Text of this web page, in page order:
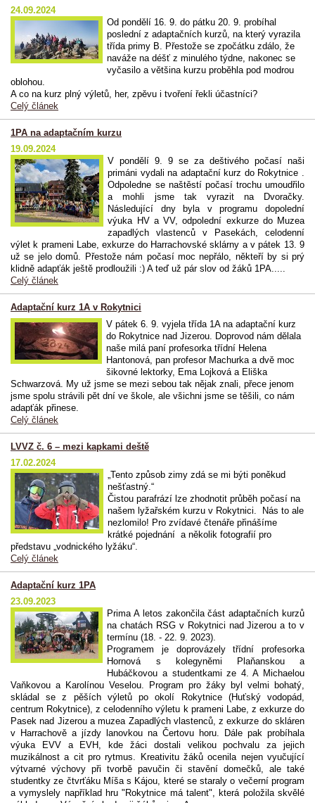
24.09.2024
Od pondělí 16. 9. do pátku 20. 9. probíhal
poslední z adaptačních kurzů, na který vyrazila
třída primy B. Přestože se zpočátku zdálo, že
naváže na déšť z minulého týdne, nakonec se
vyčasilo a většina kurzu proběhla pod modrou
oblohou.
A co na kurz plný výletů, her, zpěvu i tvoření řekli účastníci?
Celý článek
1PA na adaptačním kurzu
19.09.2024
V pondělí 9. 9 se za deštivého počasí naši
primáni vydali na adaptační kurz do Rokytnice .
Odpoledne se naštěstí počasí trochu umoudřilo
a mohli jsme tak vyrazit na Dvoračky.
Následující dny byla v programu dopolední
výuka HV a VV, odpolední exkurze do Muzea
zapadlých vlastenců v Pasekách, celodenní
výlet k prameni Labe, exkurze do Harrachovské sklárny a v pátek 13. 9
už se jelo domů. Přestože nám počasí moc nepřálo, někteří by si prý
klidně adapťák ještě prodloužili :) A teď už pár slov od žáků 1PA.....
Celý článek
Adaptační kurz 1A v Rokytnici
V pátek 6. 9. vyjela třída 1A na adaptační kurz
do Rokytnice nad Jizerou. Doprovod nám dělala
naše milá paní profesorka třídní Helena
Hantonová, pan profesor Machurka a dvě moc
šikovné lektorky, Ema Lojková a Eliška
Schwarzová. My už jsme se mezi sebou tak nějak znali, přece jenom
jsme spolu strávili pět dní ve škole, ale všichni jsme se těšili, co nám
adapťák přinese.
Celý článek
LVVZ č. 6 – mezi kapkami deště
17.02.2024
„Tento způsob zimy zdá se mi býti poněkud
nešťastný.“
Čistou parafrází lze zhodnotit průběh počasí na
našem lyžařském kurzu v Rokytnici. Nás to ale
nezlomilo! Pro zvídavé čtenáře přinášíme
krátké pojednání a několik fotografií pro
představu „vodnického lyžáku“.
Celý článek
Adaptační kurz 1PA
23.09.2023
Prima A letos zakončila část adaptačních kurzů
na chatách RSG v Rokytnici nad Jizerou a to v
termínu (18. - 22. 9. 2023).
Programem je doprovázely třídní profesorka
Hornová s kolegyněmi Plaňanskou a
Hubáčkovou a studentkami ze 4. A Michaelou
Vaňkovou a Karolínou Veselou. Program pro žáky byl velmi bohatý,
skládal se z pěších výletů po okolí Rokytnice (Huťský vodopád,
centrum Rokytnice), z celodenního výletu k prameni Labe, z exkurze do
Pasek nad Jizerou a muzea Zapadlých vlastenců, z exkurze do skláren
v Harrachově a jízdy lanovkou na Čertovu horu. Dále pak probíhala
výuka EVV a EVH, kde žáci dostali velikou pochvalu za jejich
muzikálnost a cit pro rytmus. Kreativitu žáků ocenila nejen vyučující
výtvarné výchovy při tvorbě pavučin či stavění domečků, ale také
studentky ze čtvrťáku Míša s Kájou, které se staraly o večerní program
a vymyslely například hru "Rokytnice má talent", která položila skvělé